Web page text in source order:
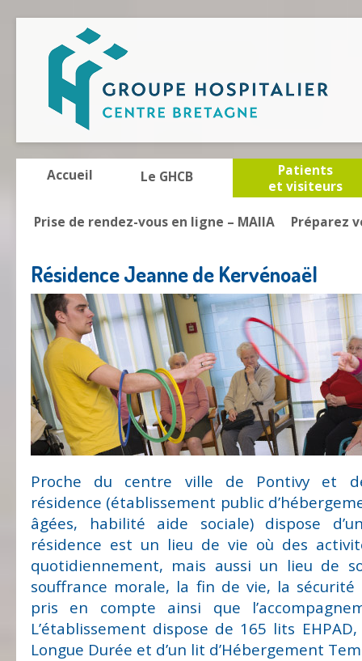
Accueil Le GHCB
Patients
et visiteurs
Prise de rendez-vous en ligne – MAIIA
Préparez
Résidence Jeanne de Kervénoaël
Proche du centre ville de Pontivy et
résidence (établissement public
âgées, habilité aide sociale) dispose
résidence est un lieu de vie où des
quotidiennement, mais aussi un lieu de
souffrance morale, la fin de vie, la
pris en compte ainsi que
L’établissement dispose de 165 lits
Longue Durée et d’un lit d’Hébergement